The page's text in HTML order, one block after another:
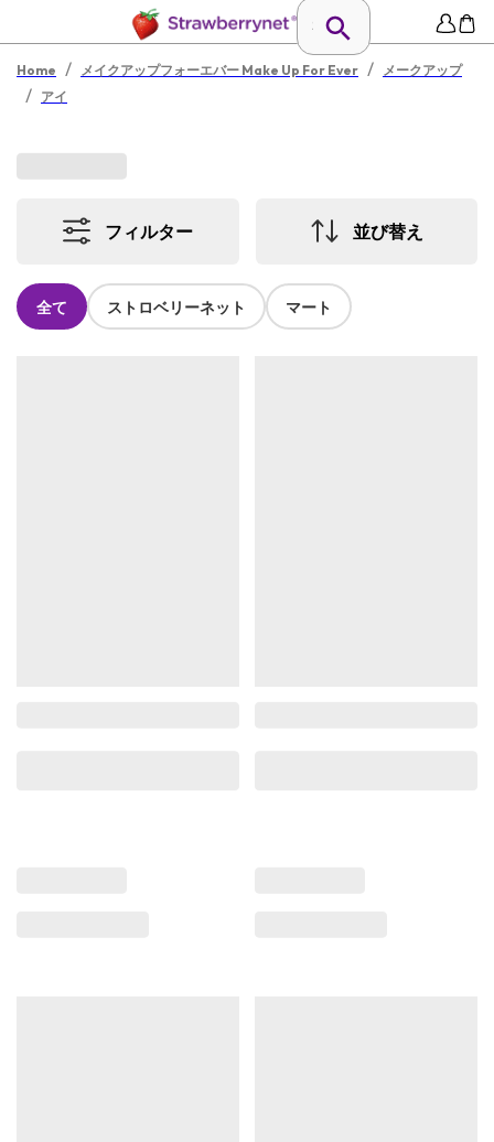
Home / メイクアップフォーエバー Make Up For Ever / メークアップ
/ アイ
フィルター 並び替え
全て ストロベリーネット マート